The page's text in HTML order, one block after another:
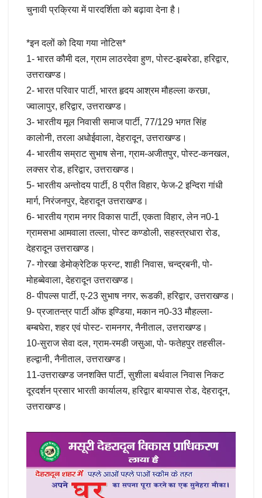
चुनावी प्रक्रिया में पारदर्शिता को बढ़ावा देना है।
*इन दलों को दिया गया नोटिस*
1- भारत कौमी दल, ग्राम लाठरदेवा हुण, पोस्ट-झबरेडा, हरिद्वार,
उत्तराखण्ड।
2- भारत परिवार पार्टी, भारत हृदय आश्रम मौहल्ला करछा,
ज्वालापुर, हरिद्वार, उत्तराखण्ड।
3- भारतीय मूल निवासी समाज पार्टी, 77/129 भगत सिंह
कालोनी, तरला अधोईवाला, देहरादून, उत्तराखण्ड।
4- भारतीय सम्राट सुभाष सेना, ग्राम-अजीतपुर, पोस्ट-कनखल,
लक्सर रोड, हरिद्वार, उत्तराखण्ड।
5- भारतीय अन्तोदय पार्टी, 8 प्रीत विहार, फेज-2 इन्दिरा गांधी
मार्ग, निरंजनपुर, देहरादून उत्तराखण्ड।
6- भारतीय ग्राम नगर विकास पार्टी, एकता विहार, लेन न0-1
ग्रामसभा आमवाला तल्ला, पोस्ट कण्डोली, सहस्त्रधारा रोड,
देहरादून उत्तराखण्ड।
7- गोरखा डेमोक्रेटिक फ्रन्ट, शाही निवास, चन्द्रबनी, पो-
मोहब्बेवाला, देहरादून उत्तराखण्ड।
8- पीपल्स पार्टी, ए-23 सुभाष नगर, रूडकी, हरिद्वार, उत्तराखण्ड।
9- प्रजातन्त्र पार्टी ऑफ इण्डिया, मकान न0-33 मौहल्ला-
बम्बघेरा, शहर एवं पोस्ट- रामनगर, नैनीताल, उत्तराखण्ड।
10-सुराज सेवा दल, ग्राम-रमडी जसुआ, पो- फतेहपुर तहसील-
हल्द्वानी, नैनीताल, उत्तराखण्ड।
11-उत्तराखण्ड जनशक्ति पार्टी, सुशीला बर्थवाल निवास निकट
दूरदर्शन प्रसार भारती कार्यालय, हरिद्वार बायपास रोड, देहरादून,
उत्तराखण्ड।